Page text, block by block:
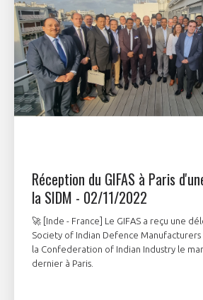
Réception du GIFAS à Paris
la SIDM - 02/11/2022
🚀 [Inde - France] Le GIFAS a reçu une
Society of Indian Defence
la Confederation of Indian Industry le
dernier à Paris.